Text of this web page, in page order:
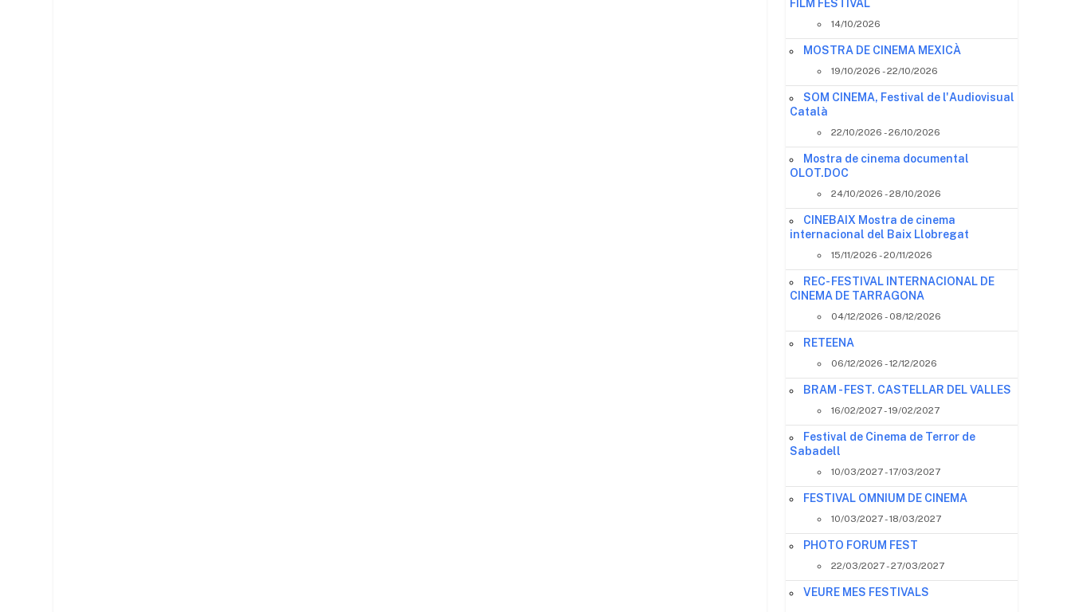
FILM FESTIVAL
14/10/2026
MOSTRA DE CINEMA MEXICÀ
19/10/2026 - 22/10/2026
SOM CINEMA, Festival de l'Audiovisual
Català
22/10/2026 - 26/10/2026
Mostra de cinema documental
OLOT.DOC
24/10/2026 - 28/10/2026
CINEBAIX Mostra de cinema
internacional del Baix Llobregat
15/11/2026 - 20/11/2026
REC- FESTIVAL INTERNACIONAL DE
CINEMA DE TARRAGONA
04/12/2026 - 08/12/2026
RETEENA
06/12/2026 - 12/12/2026
BRAM - FEST. CASTELLAR DEL VALLES
16/02/2027 - 19/02/2027
Festival de Cinema de Terror de
Sabadell
10/03/2027 - 17/03/2027
FESTIVAL OMNIUM DE CINEMA
10/03/2027 - 18/03/2027
PHOTO FORUM FEST
22/03/2027 - 27/03/2027
VEURE MES FESTIVALS